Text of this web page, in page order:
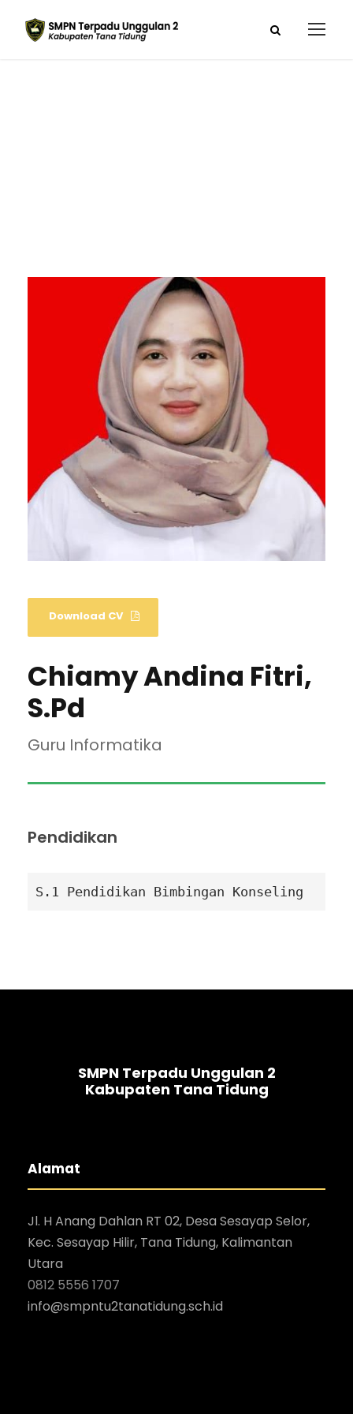
Download CV
Chiamy Andina Fitri,
S.Pd
Guru Informatika
Pendidikan
S.1 Pendidikan Bimbingan Konseling
SMPN Terpadu Unggulan 2
Kabupaten Tana Tidung
Alamat
Jl. H Anang Dahlan RT 02, Desa Sesayap Selor,
Kec. Sesayap Hilir, Tana Tidung, Kalimantan
Utara
0812 5556 1707
info@smpntu2tanatidung.sch.id